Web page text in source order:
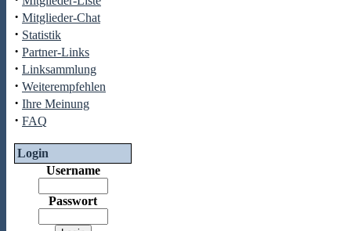
· Mitglieder-Chat
· Statistik
· Partner-Links
· Linksammlung
· Weiterempfehlen
· Ihre Meinung
· FAQ
Login
Username
Passwort